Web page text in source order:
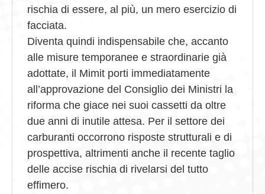
rischia di essere, al più, un mero esercizio di
facciata.
Diventa quindi indispensabile che, accanto
alle misure temporanee e straordinarie già
adottate, il Mimit porti immediatamente
all’approvazione del Consiglio dei Ministri la
riforma che giace nei suoi cassetti da oltre
due anni di inutile attesa. Per il settore dei
carburanti occorrono risposte strutturali e di
prospettiva, altrimenti anche il recente taglio
delle accise rischia di rivelarsi del tutto
effimero.